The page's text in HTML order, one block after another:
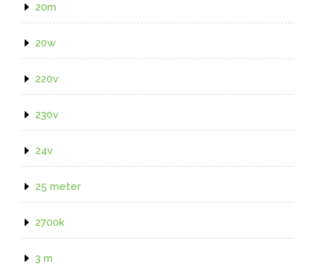
20m
20w
220v
230v
24v
25 meter
2700k
3 m